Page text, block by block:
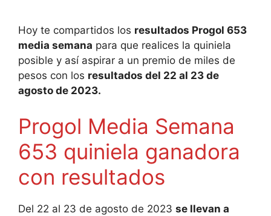
Hoy te compartidos los resultados Progol 653
media semana para que realices la quiniela
posible y así aspirar a un premio de miles de
pesos con los resultados del 22 al 23 de
agosto de 2023.
Progol Media Semana
653 quiniela ganadora
con resultados
Del 22 al 23 de agosto de 2023 se llevan a